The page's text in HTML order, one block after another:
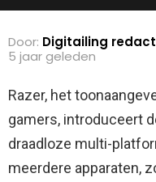
Door: Digitailing
5 jaar geleden
Razer, het
gamers, introduceert
draadloze multi-
meerdere apparaten,